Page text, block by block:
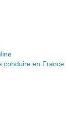
conduire en France